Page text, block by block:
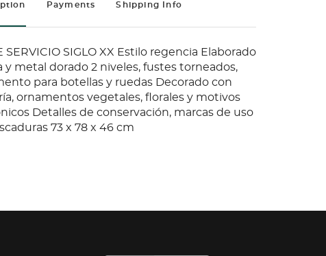
Payments Shipping Info
SERVICIO SIGLO XX Estilo regencia Elaborado
y metal dorado 2 niveles, fustes torneados,
para botellas y ruedas Decorado con
ornamentos vegetales, florales y motivos
Detalles de conservación, marcas de uso
73 x 78 x 46 cm